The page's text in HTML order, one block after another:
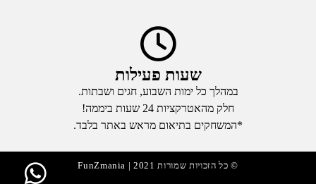
שעות פעילות
במהלך כל ימות השבוע, חגים ושבתות.
חלק מהאטרקציות 24 שעות ביממה!
*המשחקים בתיאום מראש באתר בלבד.
© כל הזכויות שמורות 2021 | FunZmania